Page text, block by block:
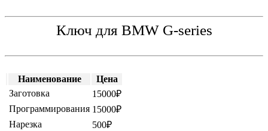
Ключ для BMW G-series
Наименование
Цена
Заготовка
15000₽
Программирования 15000₽
Нарезка
500₽